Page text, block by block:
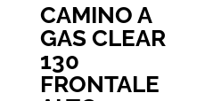
CAMINO A
GAS CLEAR
130
FRONTALE